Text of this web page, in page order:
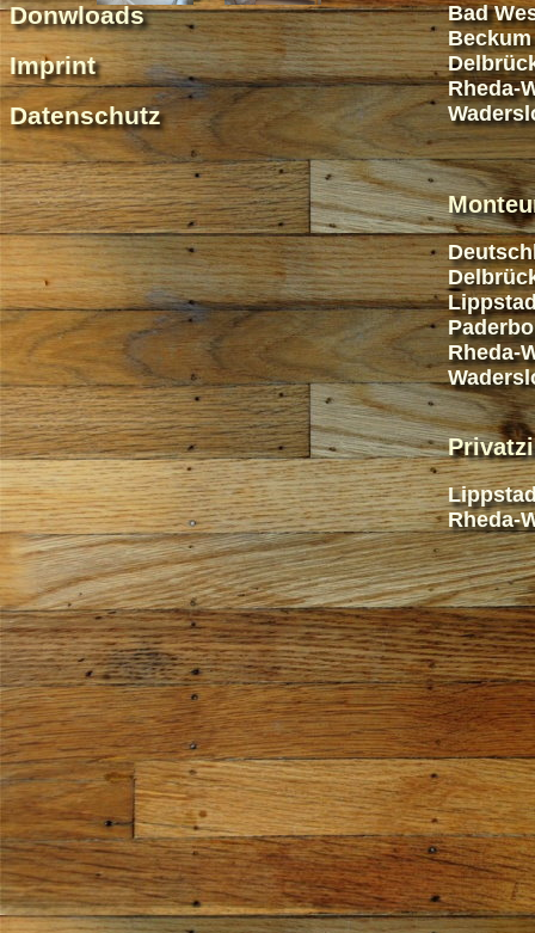
Donwloads
Imprint
Datenschutz
Bad
Beckum
Rheda-
Rheda-
Rheda-